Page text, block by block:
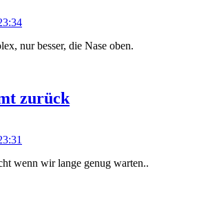
nur besser, die Nase oben.
zurück
wenn wir lange genug warten..